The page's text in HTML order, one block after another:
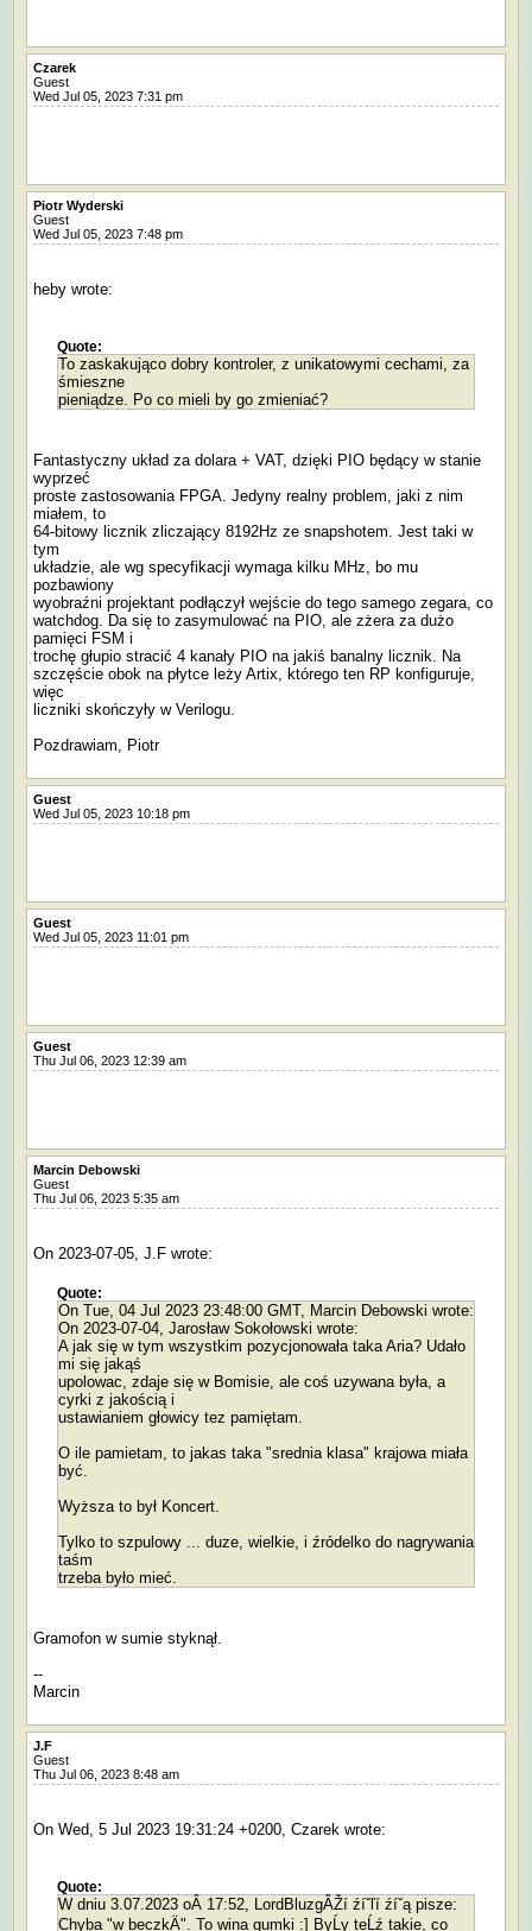
Czarek
Guest
Wed Jul 05, 2023 7:31 pm
Piotr Wyderski
Guest
Wed Jul 05, 2023 7:48 pm
heby wrote:
Quote:
To zaskakująco dobry kontroler, z unikatowymi cechami, za
śmieszne
pieniądze. Po co mieli by go zmieniać?
Fantastyczny układ za dolara + VAT, dzięki PIO będący w stanie
wyprzeć
proste zastosowania FPGA. Jedyny realny problem, jaki z nim
miałem, to
64-bitowy licznik zliczający 8192Hz ze snapshotem. Jest taki w
tym
układzie, ale wg specyfikacji wymaga kilku MHz, bo mu
pozbawiony
wyobraźni projektant podłączył wejście do tego samego zegara, co
watchdog. Da się to zasymulować na PIO, ale zżera za dużo
pamięci FSM i
trochę głupio stracić 4 kanały PIO na jakiś banalny licznik. Na
szczęście obok na płytce leży Artix, którego ten RP konfiguruje,
więc
liczniki skończyły w Verilogu.
Pozdrawiam, Piotr
Guest
Wed Jul 05, 2023 10:18 pm
Guest
Wed Jul 05, 2023 11:01 pm
Guest
Thu Jul 06, 2023 12:39 am
Marcin Debowski
Guest
Thu Jul 06, 2023 5:35 am
On 2023-07-05, J.F wrote:
Quote:
On Tue, 04 Jul 2023 23:48:00 GMT, Marcin Debowski wrote:
On 2023-07-04, Jarosław Sokołowski wrote:
A jak się w tym wszystkim pozycjonowała taka Aria? Udało
mi się jakąś
upolowac, zdaje się w Bomisie, ale coś uzywana była, a
cyrki z jakością i
ustawianiem głowicy tez pamiętam.
O ile pamietam, to jakas taka "srednia klasa" krajowa miała
być.
Wyższa to był Koncert.
Tylko to szpulowy ... duze, wielkie, i źródelko do nagrywania
taśm
trzeba było mieć.
Gramofon w sumie styknął.
--
Marcin
J.F
Guest
Thu Jul 06, 2023 8:48 am
On Wed, 5 Jul 2023 19:31:24 +0200, Czarek wrote:
Quote:
W dniu 3.07.2023 oÂ 17:52, LordBluzgÂŽí źíˇľí źíˇą pisze:
Chyba "w beczkÄ". To wina gumki :] ByĹy teĹź takie, co